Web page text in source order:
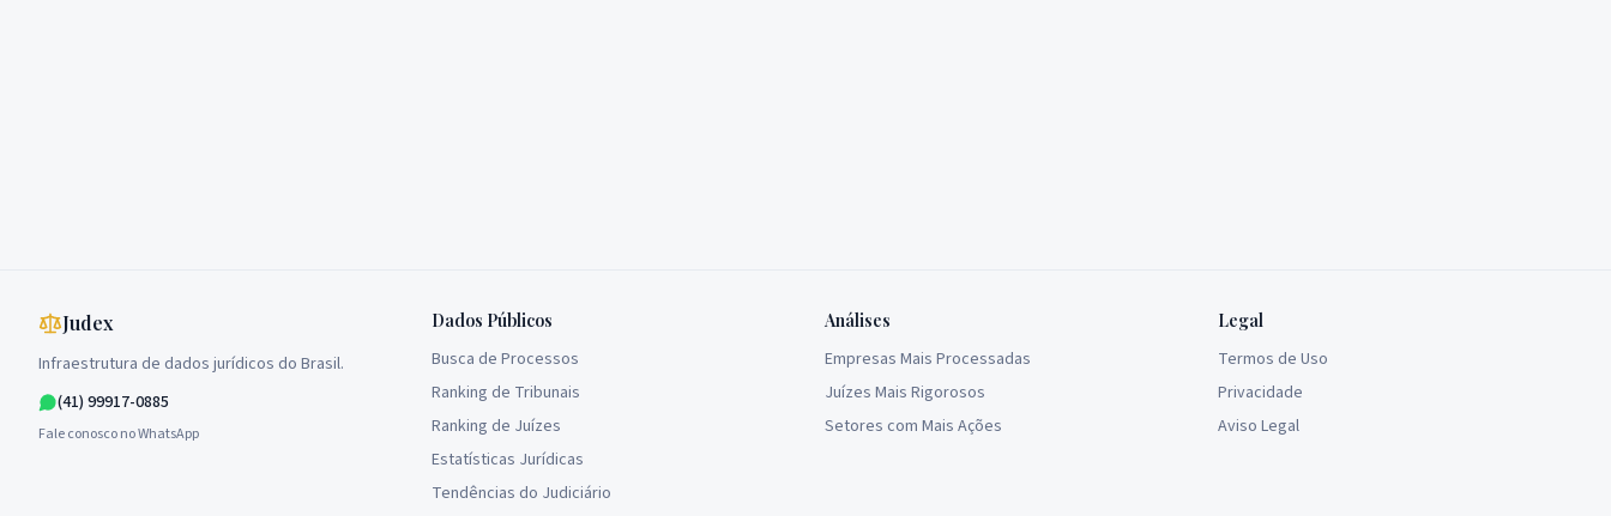
Judex
Infraestrutura de dados jurídicos do Brasil.
(41) 99917-0885
Fale conosco no WhatsApp
Dados Públicos
Busca de Processos
Ranking de Tribunais
Ranking de Juízes
Estatísticas Jurídicas
Tendências do Judiciário
Análises
Empresas Mais Processadas
Juízes Mais Rigorosos
Setores com Mais Ações
Legal
Termos de Uso
Privacidade
Aviso Legal